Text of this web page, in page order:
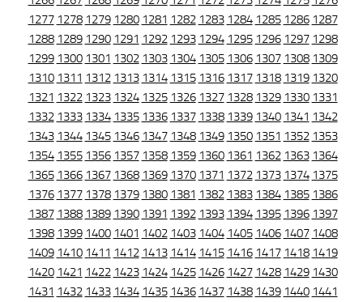
1277 1278 1279 1280 1281 1282 1283 1284 1285 1286 1287
1288 1289 1290 1291 1292 1293 1294 1295 1296 1297 1298
1299 1300 1301 1302 1303 1304 1305 1306 1307 1308 1309
1310 1311 1312 1313 1314 1315 1316 1317 1318 1319 1320
1321 1322 1323 1324 1325 1326 1327 1328 1329 1330 1331
1332 1333 1334 1335 1336 1337 1338 1339 1340 1341 1342
1343 1344 1345 1346 1347 1348 1349 1350 1351 1352 1353
1354 1355 1356 1357 1358 1359 1360 1361 1362 1363 1364
1365 1366 1367 1368 1369 1370 1371 1372 1373 1374 1375
1376 1377 1378 1379 1380 1381 1382 1383 1384 1385 1386
1387 1388 1389 1390 1391 1392 1393 1394 1395 1396 1397
1398 1399 1400 1401 1402 1403 1404 1405 1406 1407 1408
1409 1410 1411 1412 1413 1414 1415 1416 1417 1418 1419
1420 1421 1422 1423 1424 1425 1426 1427 1428 1429 1430
1431 1432 1433 1434 1435 1436 1437 1438 1439 1440 1441